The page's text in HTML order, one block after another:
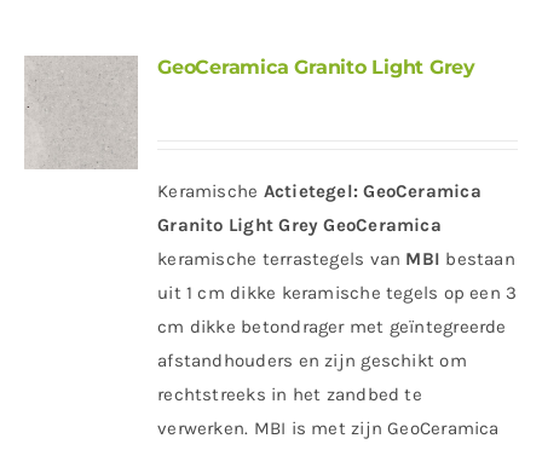
GeoCeramica Granito Light Grey
Keramische Actietegel: GeoCeramica
Granito Light Grey GeoCeramica
keramische terrastegels van MBI bestaan
uit 1 cm dikke keramische tegels op een 3
cm dikke betondrager met geïntegreerde
afstandhouders en zijn geschikt om
rechtstreeks in het zandbed te
verwerken. MBI is met zijn GeoCeramica